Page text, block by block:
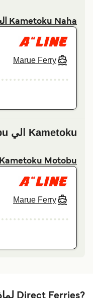
Kametoku Naha العبارة
Marue Ferry
Kametoku الي Motobu
Kametoku Motobu العبارة
Marue Ferry